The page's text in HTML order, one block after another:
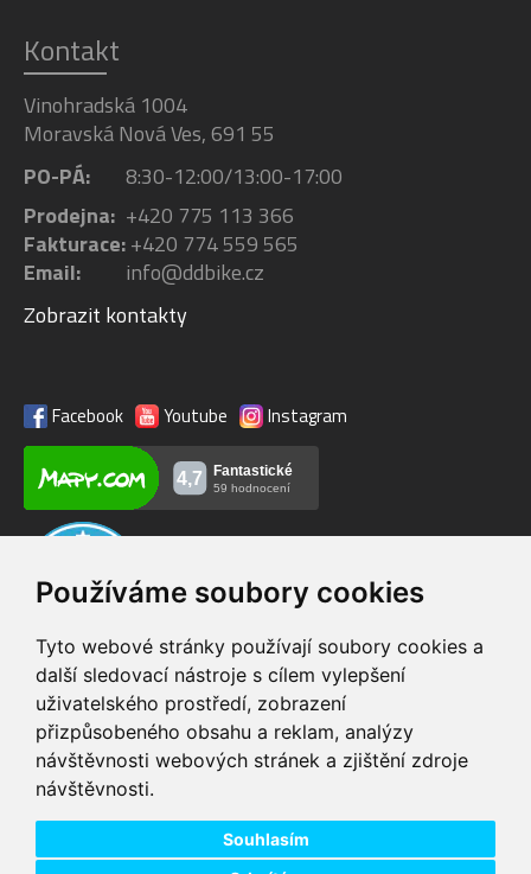
Používáme soubory cookies
Tyto webové stránky používají soubory cookies a
další sledovací nástroje s cílem vylepšení
uživatelského prostředí, zobrazení
přizpůsobeného obsahu a reklam, analýzy
návštěvnosti webových stránek a zjištění zdroje
návštěvnosti.
Souhlasím
Kontakt
Vinohradská 1004
Moravská Nová Ves, 691 55
PO-PÁ:
8:30-12:00/13:00-17:00
Prodejna: +420 775 113 366
Fakturace:+420 774 559 565
Email:
info@ddbike.cz
Zobrazit kontakty
Facebook Youtube Instagram
VIP servis
na zakoupená
elektrokola
Testovací trať
možnost vyzkoušet si
elektrokola
Doprava ZDARMA
pro objednávky nad 1600 zboží skladem při